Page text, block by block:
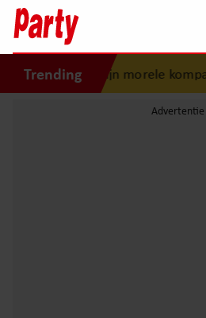
Trending
“Mijn zus is mijn morele